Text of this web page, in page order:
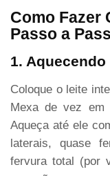
Como Fazer
Passo a
1. Aquecendo
Coloque o leite
Mexa de vez em
Aqueça até ele
laterais, quase
fervura total (por